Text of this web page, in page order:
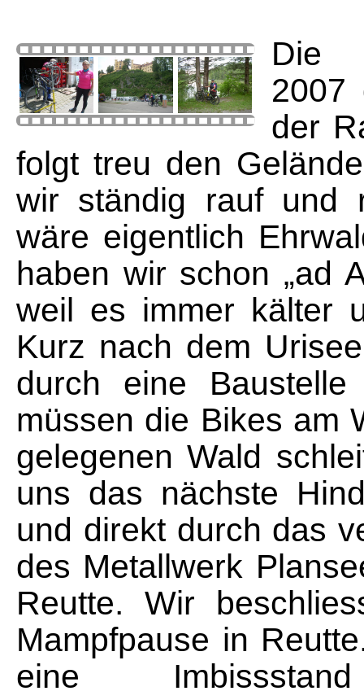
Die
2007
der
folgt treu den
wir ständig rauf und
wäre eigentlich
haben wir schon „ad
weil es immer kälter
Kurz nach dem
durch eine
müssen die Bikes am
gelegenen Wald
uns das nächste
und direkt durch das
des Metallwerk
Reutte. Wir
Mampfpause in
eine